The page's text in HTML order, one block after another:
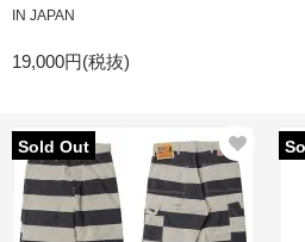
IN JAPAN
19,000円(税抜)
Sold Out